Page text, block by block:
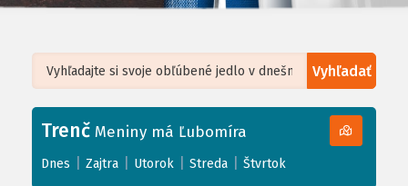
Vyhľadať
+
−
Leaflet| ©OpenStreetMap, Tiles courtesy ofHumanitarian OpenStreetMap
Trenč Meniny má Ľubomíra
Dnes Zajtra Utorok Streda Štvrtok